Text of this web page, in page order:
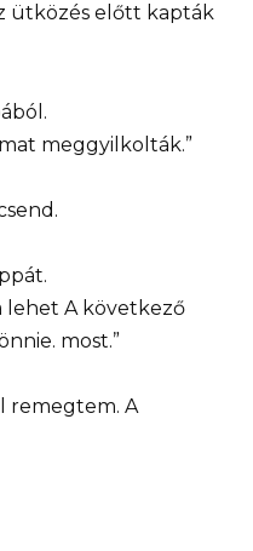
ütközés előtt kapták
meggyilkolták.”
lehet A következő
most.”
remegtem. A